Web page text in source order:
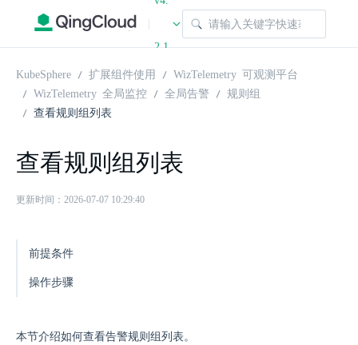
|
2.1
KubeSphere 扩展组件使用
WizTelemetry 可观测平台
WizTelemetry 全局监控
全局告警
规则组
查看规则组列表
查看规则组列表
更新时间：2026-07-07 10:29:40
前提条件
操作步骤
本节介绍如何查看告警规则组列表。